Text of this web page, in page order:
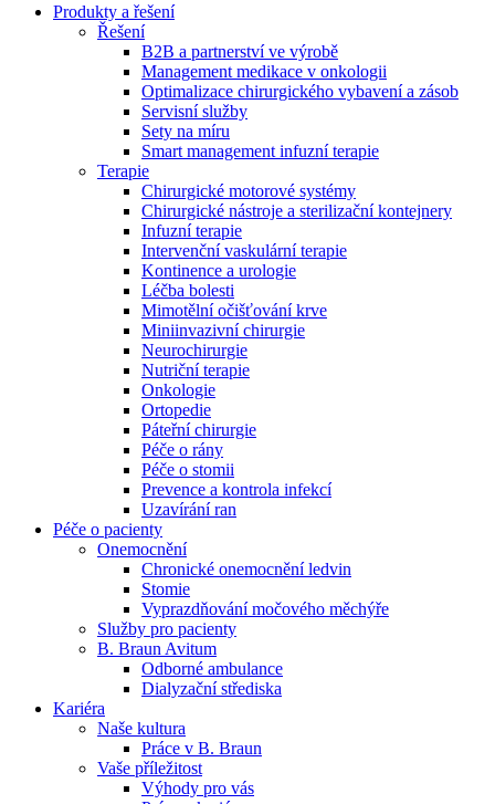
Produktový katalog​
Objevte naše produkty. Navštivte produktový katalog B.
Braun s našim kompletním produktovým portfoliem.
Odborné ambulance
Naše specializované ambulance jsou tu pro vás. Zvolte
specializaci a město, které potřebujete, a objednejte se do naší
ambulance.
Zůstaňte v dialogu s B. Braun. ​Kontaktujte nás.​
Produkty a řešení
Řešení
B2B a partnerství ve výrobě
Management medikace v onkologii
Optimalizace chirurgického vybavení a zásob
Servisní služby
Sety na míru
Smart management infuzní terapie​
Terapie
Chirurgické motorové systémy
Chirurgické nástroje a sterilizační kontejnery
Infuzní terapie
Intervenční vaskulární terapie
Kontinence a urologie
Léčba bolesti
Mimotělní očišťování krve
Miniinvazivní chirurgie
Neurochirurgie
Nutriční terapie
Onkologie
Ortopedie
Páteřní chirurgie
Péče o rány
Péče o stomii
Prevence a kontrola infekcí
Uzavírání ran
Péče o pacienty
Onemocnění
Chronické onemocnění ledvin
Stomie
Vyprazdňování močového měchýře
Služby pro pacienty
B. Braun Avitum
Odborné ambulance
Dialyzační střediska
Kariéra
Naše kultura
Práce v B. Braun
Vaše příležitost​
Výhody pro vás